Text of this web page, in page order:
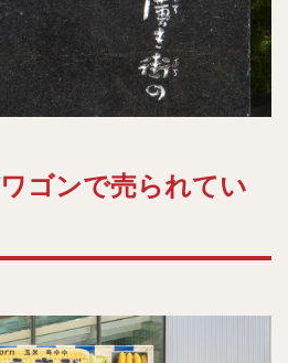
ゴンで売られてい